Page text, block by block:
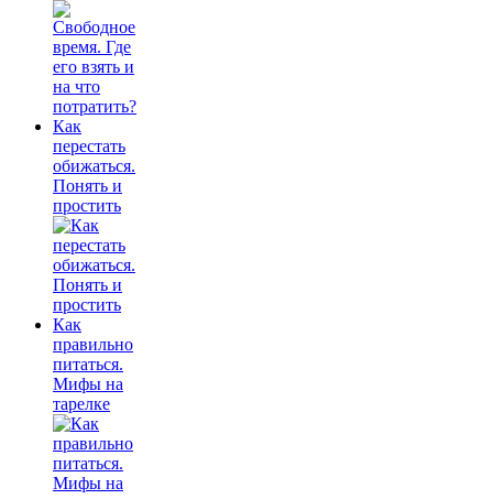
Как
перестать
обижаться.
Понять и
простить
Как
правильно
питаться.
Мифы на
тарелке